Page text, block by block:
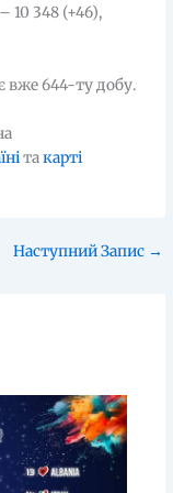
10 348 (+46),
вже 644-ту добу.
такарті
Наступний Запис →